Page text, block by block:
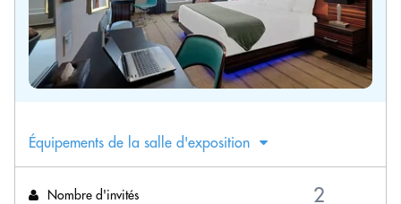
Équipements de la salle d'exposition
Nombre d'invités